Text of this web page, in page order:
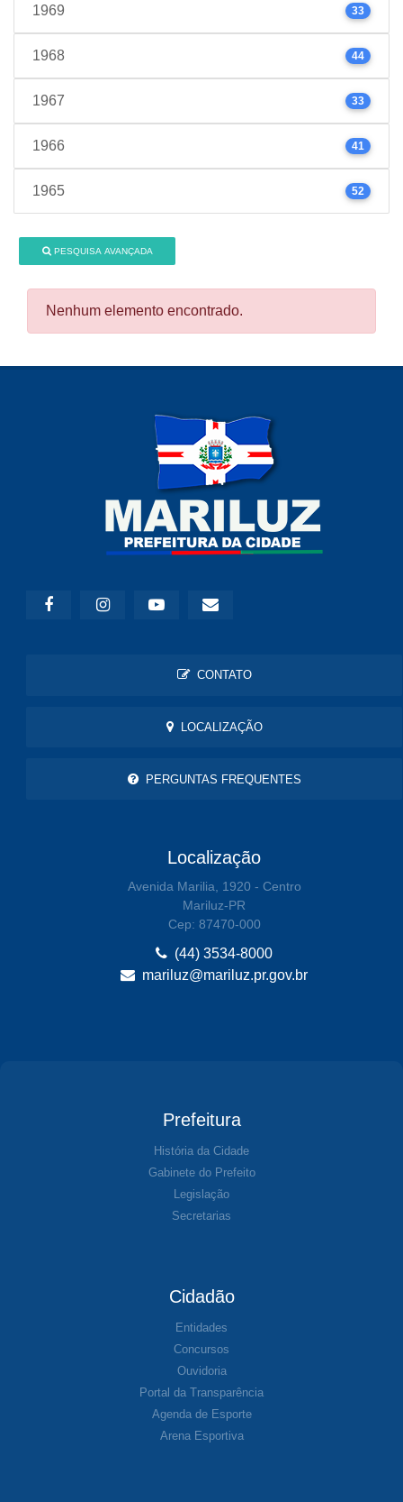
1969 33
1968 44
1967 33
1966 41
1965 52
PESQUISA AVANÇADA
Nenhum elemento encontrado.
CONTATO
LOCALIZAÇÃO
PERGUNTAS FREQUENTES
Localização
Avenida Marilia, 1920 - Centro
Mariluz-PR
Cep: 87470-000
(44) 3534-8000
mariluz@mariluz.pr.gov.br
Prefeitura
História da Cidade
Gabinete do Prefeito
Legislação
Secretarias
Cidadão
Entidades
Concursos
Ouvidoria
Portal da Transparência
Agenda de Esporte
Arena Esportiva